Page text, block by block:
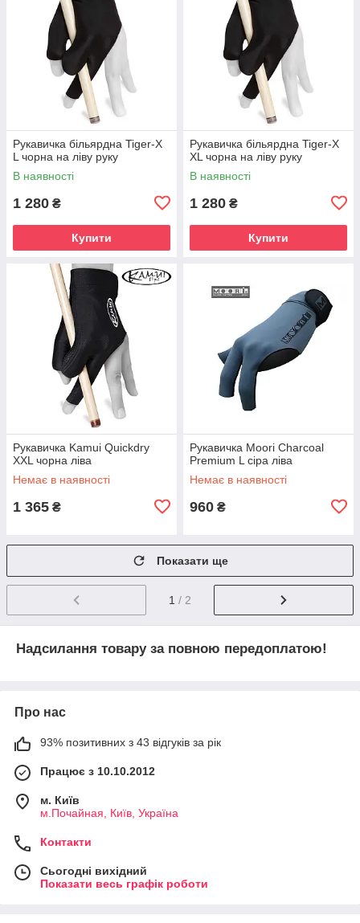
Рукавичка більярдна Tiger-X
L чорна на ліву руку
В наявності
1 280 ₴
Купити
Рукавичка більярдна Tiger-X
XL чорна на ліву руку
В наявності
1 280 ₴
Купити
Рукавичка Kamui Quickdry
XXL чорна ліва
Немає в наявності
1 365 ₴
Рукавичка Moori Charcoal
Premium L сіра ліва
Немає в наявності
960 ₴
Показати ще
1 / 2
Надсилання товару за повною передоплатою!
Про нас
93% позитивних з 43 відгуків за рік
Працює з 10.10.2012
м. Київ
м.Почайная, Київ, Україна
Контакти
Сьогодні вихідний
Показати весь графік роботи